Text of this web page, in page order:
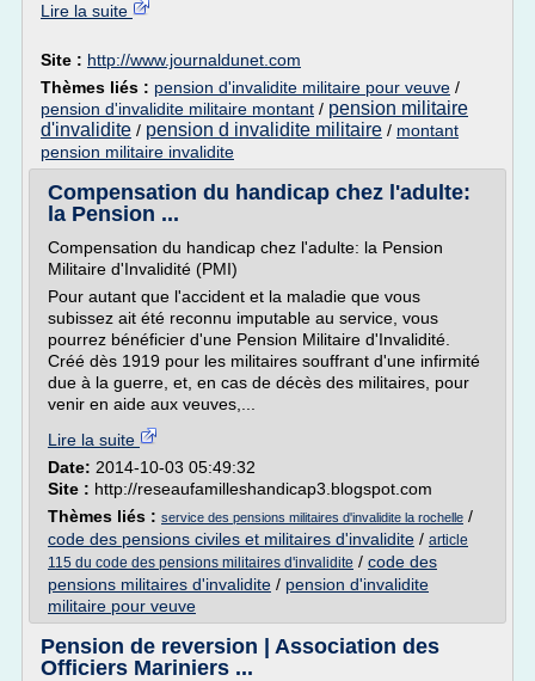
Lire la suite
Site : http://www.journaldunet.com
Thèmes liés : pension d'invalidite militaire pour veuve /
pension d'invalidite militaire montant / pension militaire
d'invalidite / pension d invalidite militaire / montant
pension militaire invalidite
Compensation du handicap chez l'adulte:
la Pension ...
Compensation du handicap chez l'adulte: la Pension
Militaire d'Invalidité (PMI)
Pour autant que l'accident et la maladie que vous
subissez ait été reconnu imputable au service, vous
pourrez bénéficier d'une Pension Militaire d'Invalidité.
Créé dès 1919 pour les militaires souffrant d'une infirmité
due à la guerre, et, en cas de décès des militaires, pour
venir en aide aux veuves,...
Lire la suite
Date: 2014-10-03 05:49:32
Site : http://reseaufamilleshandicap3.blogspot.com
Thèmes liés : service des pensions militaires d'invalidite la rochelle /
code des pensions civiles et militaires d'invalidite / article
115 du code des pensions militaires d'invalidite / code des
pensions militaires d'invalidite / pension d'invalidite
militaire pour veuve
Pension de reversion | Association des
Officiers Mariniers ...